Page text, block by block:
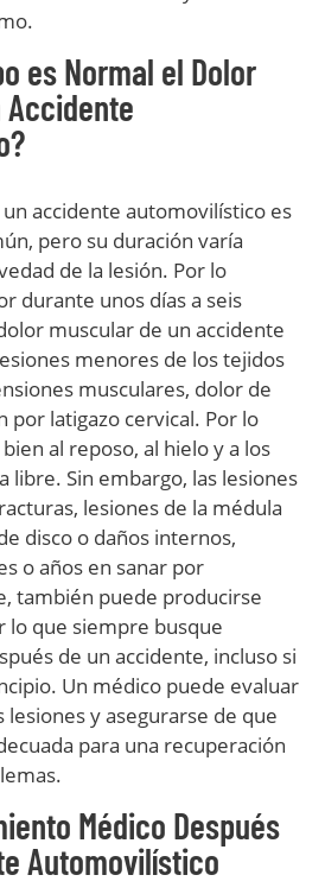
es Normal el Dolor
Accidente
accidente automovilístico es
pero su duración varía
de la lesión. Por lo
durante unos días a seis
muscular de un accidente
menores de los tejidos
musculares, dolor de
por latigazo cervical. Por lo
al reposo, al hielo y a los
libre. Sin embargo, las lesiones
lesiones de la médula
disco o daños internos,
o años en sanar por
también puede producirse
lo que siempre busque
de un accidente, incluso si
Un médico puede evaluar
y asegurarse de que
para una recuperación
Médico Después
Automovilístico